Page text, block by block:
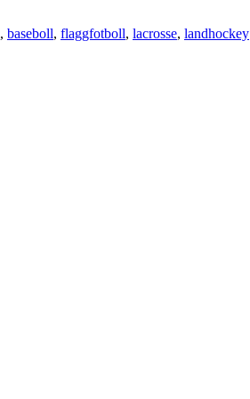
, baseboll, flaggfotboll, lacrosse, landhockey